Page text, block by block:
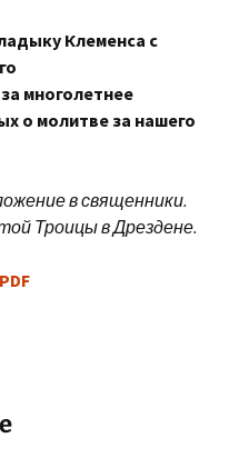
Клеменса с
многолетнее
о молитве за нашего
в священники.
Троицы в Дрездене.